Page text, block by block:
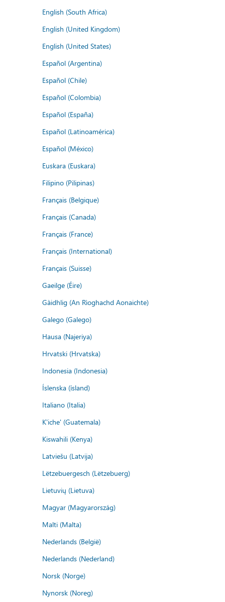
English (South Africa)
English (United Kingdom)
English (United States)
Español (Argentina)
Español (Chile)
Español (Colombia)
Español (España)
Español (Latinoamérica)
Español (México)
Euskara (Euskara)
Filipino (Pilipinas)
Français (Belgique)
Français (Canada)
Français (France)
Français (International)
Français (Suisse)
Gaeilge (Éire)
Gàidhlig (An Rìoghachd Aonaichte)
Galego (Galego)
Hausa (Najeriya)
Hrvatski (Hrvatska)
Indonesia (Indonesia)
Íslenska (ísland)
Italiano (Italia)
K'iche' (Guatemala)
Kiswahili (Kenya)
Latviešu (Latvija)
Lëtzebuergesch (Lëtzebuerg)
Lietuvių (Lietuva)
Magyar (Magyarország)
Malti (Malta)
Nederlands (België)
Nederlands (Nederland)
Norsk (Norge)
Nynorsk (Noreg)